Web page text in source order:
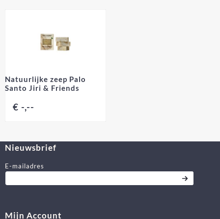
Natuurlijke zeep Palo
Santo Jiri & Friends
€ -,--
Nieuwsbrief
E-mailadres
Mijn Account